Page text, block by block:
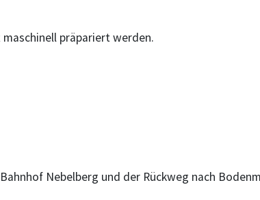
präpariert werden.
Nebelberg und der Rückweg nach